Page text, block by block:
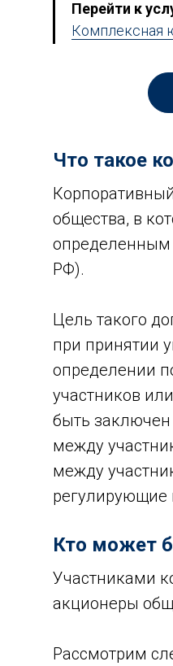
Перейти к
Комплексная
Что такое
общества, в
определенным
РФ).
Цель такого
при принятии
определении
участников
быть
между
между
регулирующие
Кто может
Участниками
акционеры
Рассмотрим